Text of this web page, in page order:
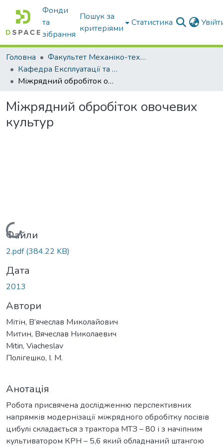
Фонди
та
зібрання
Пошук за
критеріями
Статистика
Головна
Факультет Механіко-технологічний
Кафедра Експлуатації та технічного сервісу машин
Міжрядний обробіток овочевих культур
Міжрядний обробіток овочевих
культур
Вантажиться...
Файли
2.pdf(384.22 KB)
Дата
2013
Автори
Мітін, В’ячеслав Миколайович
Митин, Вячеслав Николаевич
Mitin, Viacheslav
Полігешко, І. М.
Анотація
Робота присвячена дослідженню перспективних
напрямків модернізації міжрядного обробітку посівів
цибулі складається з трактора МТЗ – 80 і з начіпним
культиватором КРН – 5,6 який обладнаний штангою